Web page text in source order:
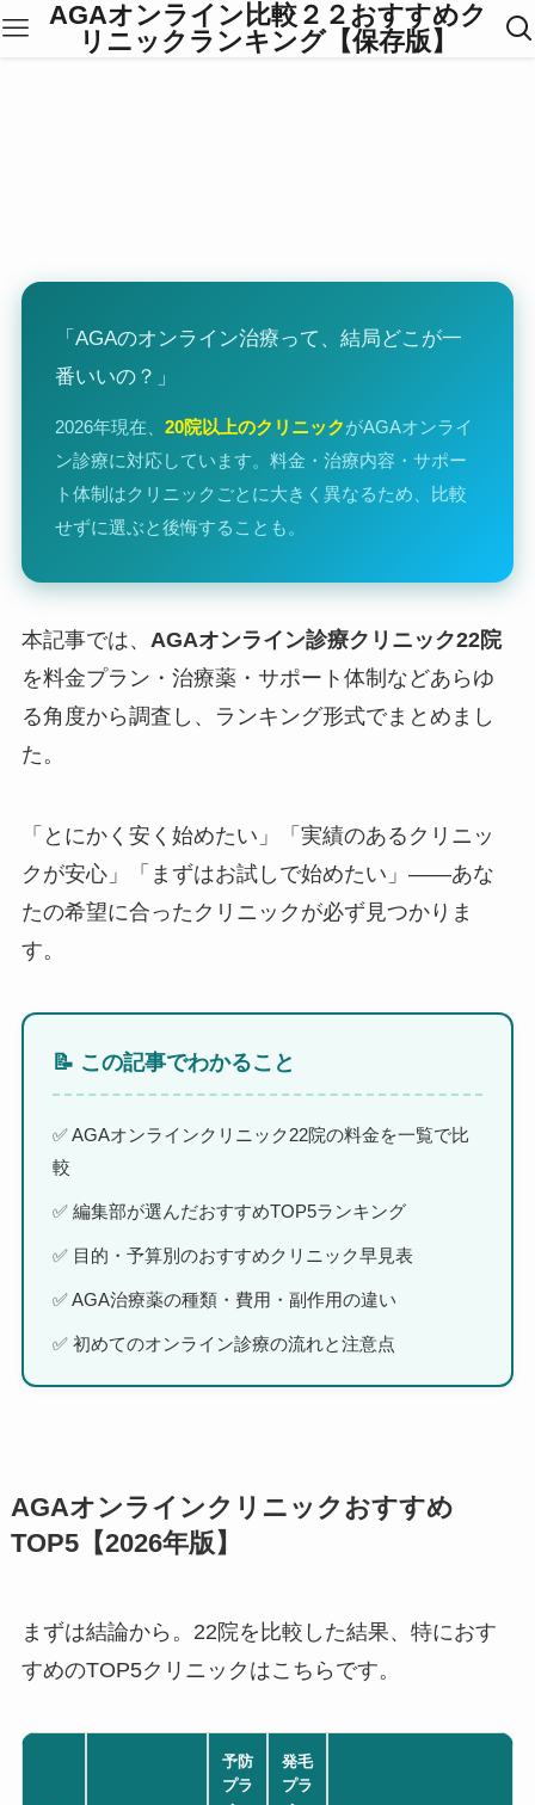
AGAオンライン比較２２おすすめク
リニックランキング【保存版】
「AGAのオンライン治療って、結局どこが一
番いいの？」
2026年現在、 20院以上のクリニックがAGAオンライ
ン診療に対応しています。料金・治療内容・サポー
ト体制はクリニックごとに大きく異なるため、比較
せずに選ぶと後悔することも。
本記事では、 AGAオンライン診療クリニック22院
を料金プラン・治療薬・サポート体制などあらゆ
る角度から調査し、ランキング形式でまとめまし
た。
「とにかく安く始めたい」「実績のあるクリニッ
クが安心」「まずはお試しで始めたい」——あな
たの希望に合ったクリニックが必ず見つかりま
す。
📝 この記事でわかること
✅ AGAオンラインクリニック22院の料金を一覧で比
較
✅ 編集部が選んだおすすめTOP5ランキング
✅ 目的・予算別のおすすめクリニック早見表
✅ AGA治療薬の種類・費用・副作用の違い
✅ 初めてのオンライン診療の流れと注意点
AGAオンラインクリニックおすすめ
TOP5【2026年版】
まずは結論から。22院を比較した結果、特におす
すめのTOP5クリニックはこちらです。
予防
プラ
発毛
プラ